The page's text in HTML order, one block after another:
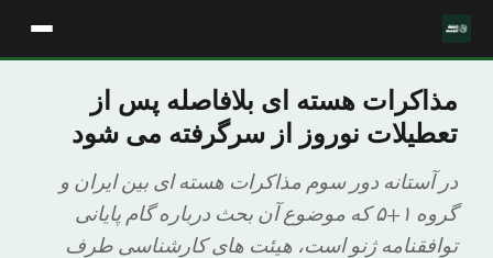
مذاکرات هسته ای بلافاصله پس از
تعطیلات نوروز از سرگرفته می شود
در آستانه دور سوم مذاکرات هسته ای بین ایران و
گروه ۱+۵ که موضوع آن بحث درباره گام پایانی
توافقنامه ژنو است، هیئت های کارشناسی طرف